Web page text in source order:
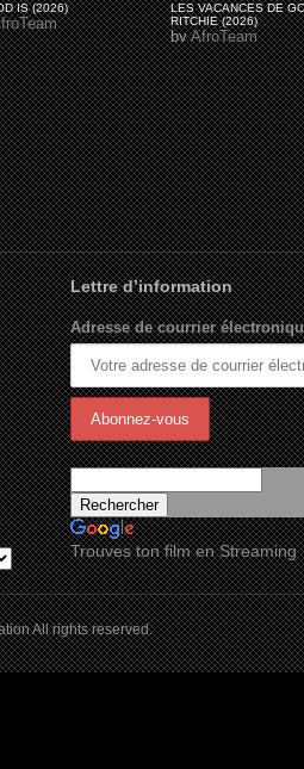
IS (2026)
LES VACANCES DE
RITCHIE (2026)
byAfroTeam
Lettre d’information
Adresse de courrier
Trouves ton film en Streaming
All rights reserved.